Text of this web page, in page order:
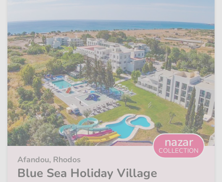
nazar
COLLECTION
Afandou, Rhodos
Blue Sea Holiday Village